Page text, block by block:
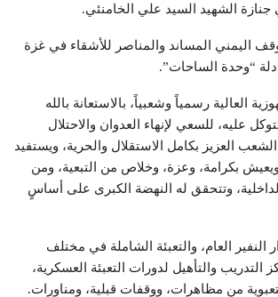
الشهيد السيد علي الخامنئي.
اليمني المساند والمناصر للأشقاء في غزة
“وحدة الساحات”.
العالية رسمياً وشعبياً، بالاستعانة بالله
عليه، للسعي لإنهاء العدوان والاحتلال
العزيز بكامل الاستقلال والحرية، ويستفيد
ويعيش بكرامة، وعزة، وخلاص من التبعية، ومن
وتتحقق له النهضة الكبرى على أساسٍ
النفير العام، والتعبئة الشاملة في مختلف
التدريب والتأهيل لدورات التعبئة العسكرية،
من مظاهرات، ووقفات قبلية، ومناورات.